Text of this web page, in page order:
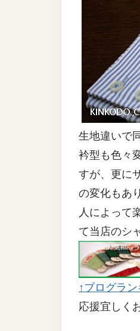
生地違いで
衿型も色々
すが、更に
の変化もあ
人によって
て当店のシ
↑ブログラ
応援宜しく